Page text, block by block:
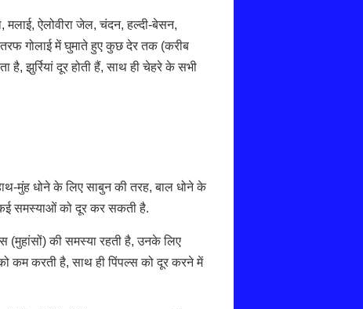
ऐलोवीरा जेल, चंदन, हल्दी-बेसन,
गोलाई में घुमाते हुए कुछ देर तक (करीब
झुर्रियां दूर होती हैं, साथ ही चेहरे के सभी
मुंह धोने के लिए साबुन की तरह, बाल धोने के
समस्याओं को दूर कर सकती है.
(मुहांसों) की समस्या रहती है, उनके लिए
कम करती है, साथ ही पिंपल्स को दूर करने में